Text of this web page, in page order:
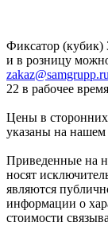
Фиксатор (кубик)
и в розницу
22 в рабочее
Цены в сторонних
указаны на нашем
Приведенные на
носят
являются
информации о
стоимости